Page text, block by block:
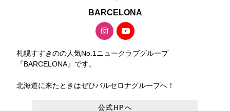
BARCELONA
札幌すすきのの人気No.1ニュークラブグループ
『BARCELONA』です。
北海道に来たときはぜひバルセロナグループへ！
公式HPへ